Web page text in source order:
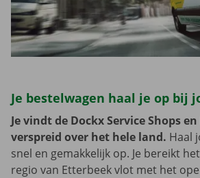
Je bestelwagen haal je op bij
Je vindt de Dockx Service Shops
verspreid over het hele land. Haal
snel en gemakkelijk op. Je bereikt
regio van Etterbeek vlot met het